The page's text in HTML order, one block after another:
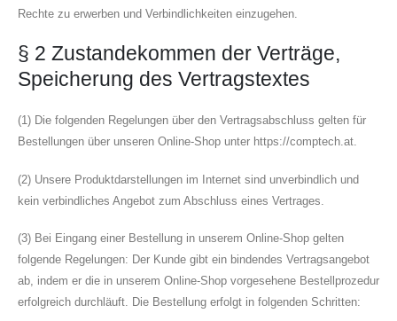
Rechte zu erwerben und Verbindlichkeiten einzugehen.
§ 2 Zustandekommen der Verträge,
Speicherung des Vertragstextes
(1) Die folgenden Regelungen über den Vertragsabschluss gelten für
Bestellungen über unseren Online-Shop unter https://comptech.at.
(2) Unsere Produktdarstellungen im Internet sind unverbindlich und
kein verbindliches Angebot zum Abschluss eines Vertrages.
(3) Bei Eingang einer Bestellung in unserem Online-Shop gelten
folgende Regelungen: Der Kunde gibt ein bindendes Vertragsangebot
ab, indem er die in unserem Online-Shop vorgesehene Bestellprozedur
erfolgreich durchläuft. Die Bestellung erfolgt in folgenden Schritten: